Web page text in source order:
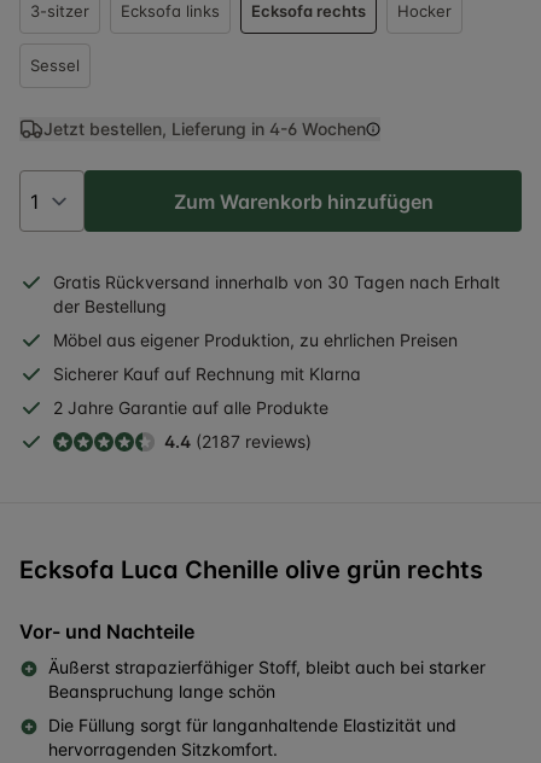
3-sitzer Ecksofa links Ecksofa rechts Hocker
Sessel
Jetzt bestellen, Lieferung in 4-6 Wochen
Zum Warenkorb hinzufügen
Gratis Rückversand innerhalb von 30 Tagen nach Erhalt
der Bestellung
Möbel aus eigener Produktion, zu ehrlichen Preisen
Sicherer Kauf auf Rechnung mit Klarna
2 Jahre Garantie auf alle Produkte
4.4 (2187 reviews)
Ecksofa Luca Chenille olive grün rechts
Vor- und Nachteile
Äußerst strapazierfähiger Stoff, bleibt auch bei starker
Beanspruchung lange schön
Die Füllung sorgt für langanhaltende Elastizität und
hervorragenden Sitzkomfort.